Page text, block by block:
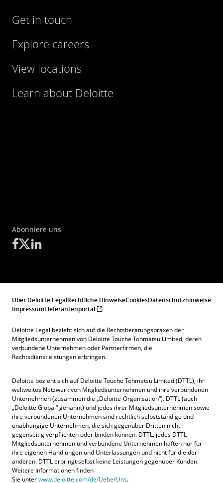
Get in touch
Explore careers
View locations
Learn about Deloitte
Abonniere uns
Über Deloitte LegalRechtliche HinweiseCookiesDatenschutzhinweise
ImpressumLieferantenportal
Deloitte Legal bezieht sich auf die Rechtsberatungspraxen der
Mitgliedsunternehmen von Deloitte Touche Tohmatsu Limited, deren
verbundene Unternehmen oder Partnerfirmen, die
Rechtsdienstleistungen erbringen.
Deloitte bezieht sich auf Deloitte Touche Tohmatsu Limited (DTTL), ihr
weltweites Netzwerk von Mitgliedsunternehmen und ihre verbundenen
Unternehmen (zusammen die „Deloitte-Organisation“). DTTL (auch
„Deloitte Global“ genannt) und jedes ihrer Mitgliedsunternehmen sowie
ihre verbundenen Unternehmen sind rechtlich selbstständige und
unabhängige Unternehmen, die sich gegenüber Dritten nicht
gegenseitig verpflichten oder binden können. DTTL, jedes DTTL-
Mitgliedsunternehmen und verbundene Unternehmen haften nur für
ihre eigenen Handlungen und Unterlassungen und nicht für die der
anderen. DTTL erbringt selbst keine Leistungen gegenüber Kunden.
Weitere Informationen finden
Sie unterwww.deloitte.com/de/UeberUns.